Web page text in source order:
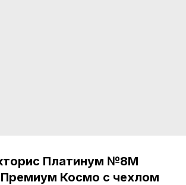
Платинум №8М
Космо с чехлом